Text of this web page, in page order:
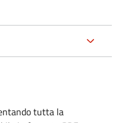
tutta la